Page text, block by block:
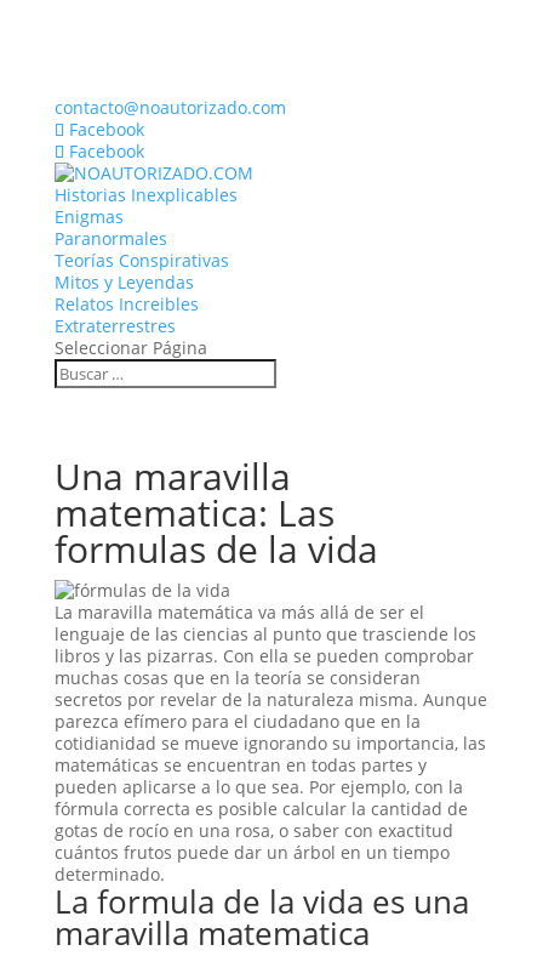
contacto@noautorizado.com
Facebook
Facebook
Historias Inexplicables
Enigmas
Paranormales
Teorías Conspirativas
Mitos y Leyendas
Relatos Increibles
Extraterrestres
Seleccionar Página
Una maravilla
matematica: Las
formulas de la vida
La maravilla matemática va más allá de ser el
lenguaje de las ciencias al punto que trasciende los
libros y las pizarras. Con ella se pueden comprobar
muchas cosas que en la teoría se consideran
secretos por revelar de la naturaleza misma. Aunque
parezca efímero para el ciudadano que en la
cotidianidad se mueve ignorando su importancia, las
matemáticas se encuentran en todas partes y
pueden aplicarse a lo que sea. Por ejemplo, con la
fórmula correcta es posible calcular la cantidad de
gotas de rocío en una rosa, o saber con exactitud
cuántos frutos puede dar un árbol en un tiempo
determinado.
La formula de la vida es una
maravilla matematica